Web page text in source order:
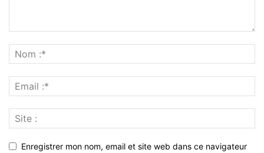
Enregistrer mon nom, email et site web dans ce navigateur